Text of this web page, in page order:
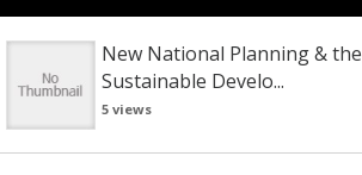
New National Planning & the
Sustainable Develo...
5 views